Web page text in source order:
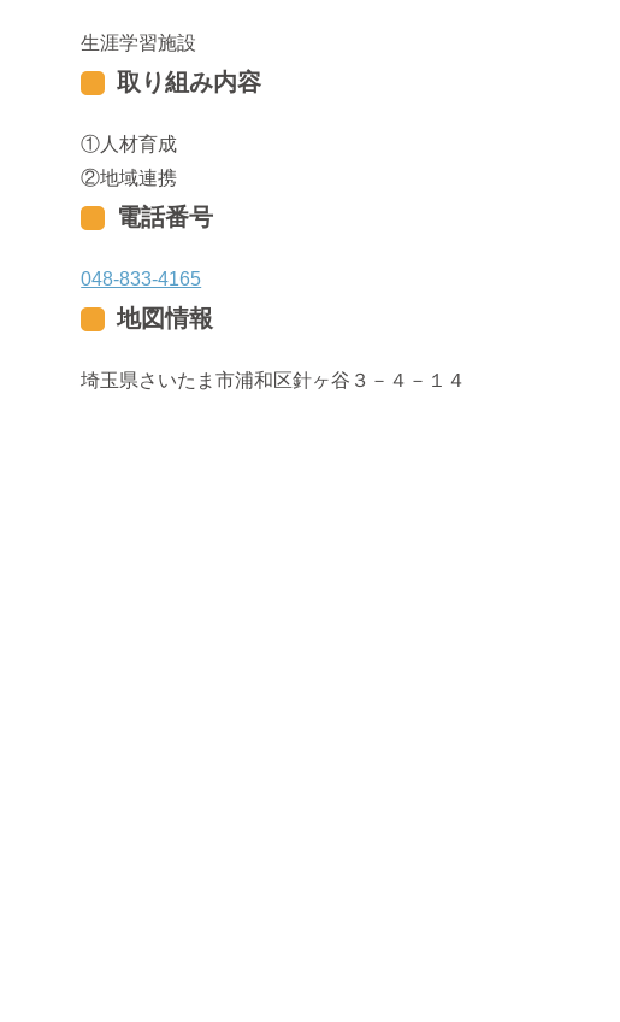
生涯学習施設
取り組み内容
人材育成
地域連携
電話番号
048-833-4165
地図情報
埼玉県さいたま市浦和区針ヶ谷３－４－１４